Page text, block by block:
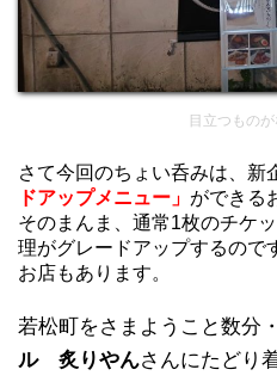
目立つもの
さて今回のちょい呑みは、新
ドアップメニュー」 ができる
そのまんま、通常1枚のチケ
理がグレードアップするので
お店もあります。
若松町をさまようこと数分
ル 炙りやんさんにたどり